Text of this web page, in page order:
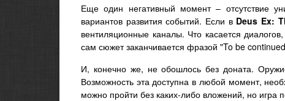
Еще один негативный момент – отсутствие
вариантов развития событий. Если в Deus Ex:
вентиляционные каналы. Что касается
сам сюжет заканчивается фразой "To be
И, конечно же, не обошлось без доната.
Возможность эта доступна в любой момент,
можно пройти без каких-либо вложений, но игра